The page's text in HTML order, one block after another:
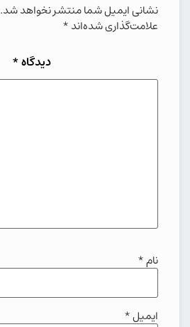
نشانی ایمیل شما منتشر نخواهد شد.
علامت‌گذاری شده‌اند*
دیدگاه*
نام*
ایمیل*